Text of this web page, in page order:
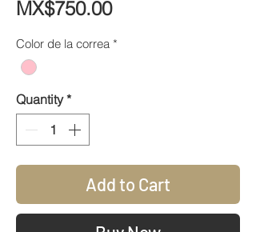
MX$750.00Price
Color de la correa *
Quantity *
Add to Cart